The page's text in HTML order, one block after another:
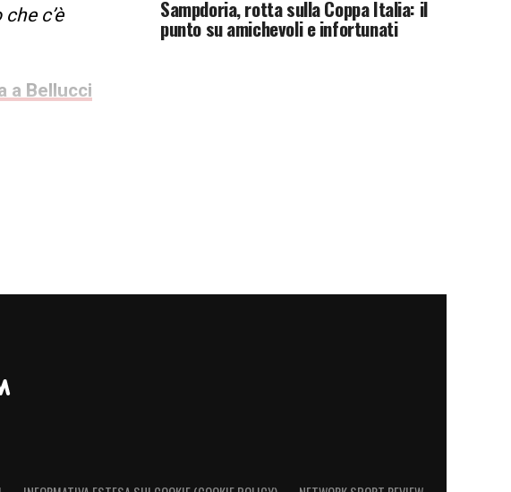
c’è
a Bellucci
Sampdoria, rotta sulla Coppa Italia: il
punto su amichevoli e infortunati